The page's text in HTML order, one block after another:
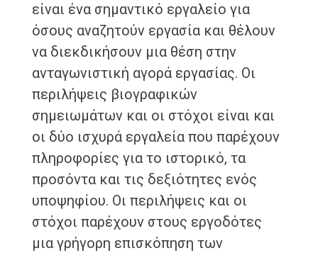
είναι ένα σημαντικό εργαλείο για
όσους αναζητούν εργασία και θέλουν
να διεκδικήσουν μια θέση στην
ανταγωνιστική αγορά εργασίας. Οι
περιλήψεις βιογραφικών
σημειωμάτων και οι στόχοι είναι και
οι δύο ισχυρά εργαλεία που παρέχουν
πληροφορίες για το ιστορικό, τα
προσόντα και τις δεξιότητες ενός
υποψηφίου. Οι περιλήψεις και οι
στόχοι παρέχουν στους εργοδότες
μια γρήγορη επισκόπηση των